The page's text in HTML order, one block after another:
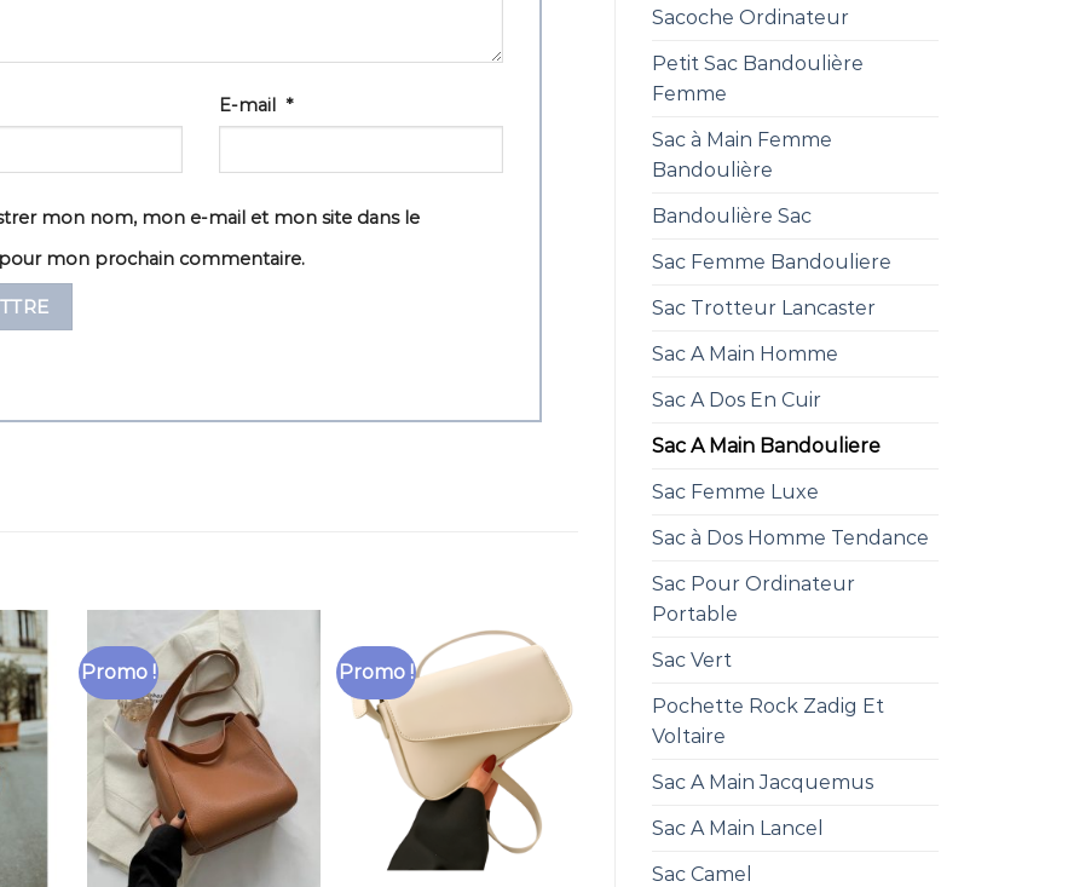
Sacoche Ordinateur
Petit Sac Bandoulière
Femme
Sac à Main Femme
Bandoulière
Bandoulière Sac
Sac Femme Bandouliere
Sac Trotteur Lancaster
Sac A Main Homme
Sac A Dos En Cuir
Sac A Main Bandouliere
Sac Femme Luxe
Sac à Dos Homme Tendance
Sac Pour Ordinateur
Portable
Sac Vert
Pochette Rock Zadig Et
Voltaire
Sac A Main Jacquemus
Sac A Main Lancel
Sac Camel
E-mail*
mon nom, mon e-mail et mon site dans le
mon prochain commentaire.
Promo ! Promo !